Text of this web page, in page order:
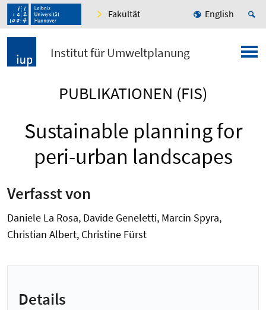
Fakultät English
Institut für Umweltplanung
PUBLIKATIONEN (FIS)
Sustainable planning for
peri-urban landscapes
Verfasst von
Daniele La Rosa, Davide Geneletti, Marcin Spyra,
Christian Albert, Christine Fürst
Details